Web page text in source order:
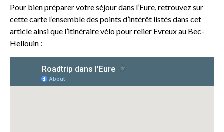
Pour bien préparer votre séjour dans l’Eure, retrouvez sur
cette carte l’ensemble des points d’intérêt listés dans cet
article ainsi que l’itinéraire vélo pour relier Evreux au Bec-
Hellouin :